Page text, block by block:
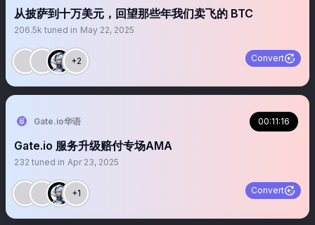
从披萨到十万美元，回望那些年我们卖飞的 BTC
206.5k tuned in May 22, 2025
+2 Convert
Gate.io华语 00:11:16
Gate.io 服务升级赔付专场AMA
232 tuned in Apr 23, 2025
+1 Convert